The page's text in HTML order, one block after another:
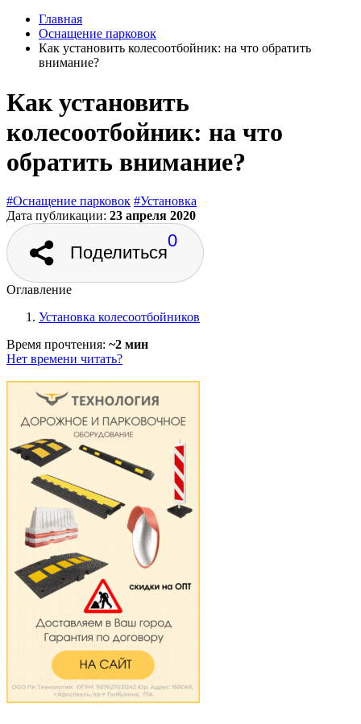
Главная
Оснащение парковок
Как установить колесоотбойник: на что обратить
внимание?
Как установить
колесоотбойник: на что
обратить внимание?
#Оснащение парковок #Установка
Дата публикации: 23 апреля 2020
Поделиться
0
Оглавление
Установка колесоотбойников
Время прочтения: ~2 мин
Нет времени читать?